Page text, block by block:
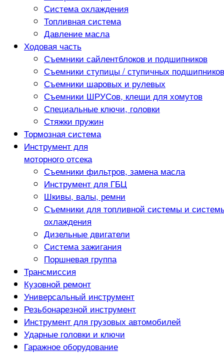
Система охлаждения
Топливная система
Давление масла
Ходовая часть
Съемники сайлентблоков и подшипников
Съемники ступицы / ступичных подшипников
Съемники шаровых и рулевых
Съемники ШРУСов, клещи для хомутов
Специальные ключи, головки
Стяжки пружин
Тормозная система
Инструмент для
моторного отсека
Съемники фильтров, замена масла
Инструмент для ГБЦ
Шкивы, валы, ремни
Съемники для топливной системы и
охлаждения
Дизельные двигатели
Система зажигания
Поршневая группа
Трансмиссия
Кузовной ремонт
Универсальный инструмент
Резьбонарезной инструмент
Инструмент для грузовых автомобилей
Ударные головки и ключи
Гаражное оборудование